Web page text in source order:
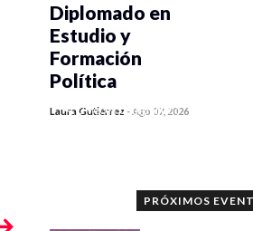
0 veces compartido
Diplomado en
Estudio y
Formación
Política
Laura Gutiérrez -Ago 07, 2026
PRÓXIMOS